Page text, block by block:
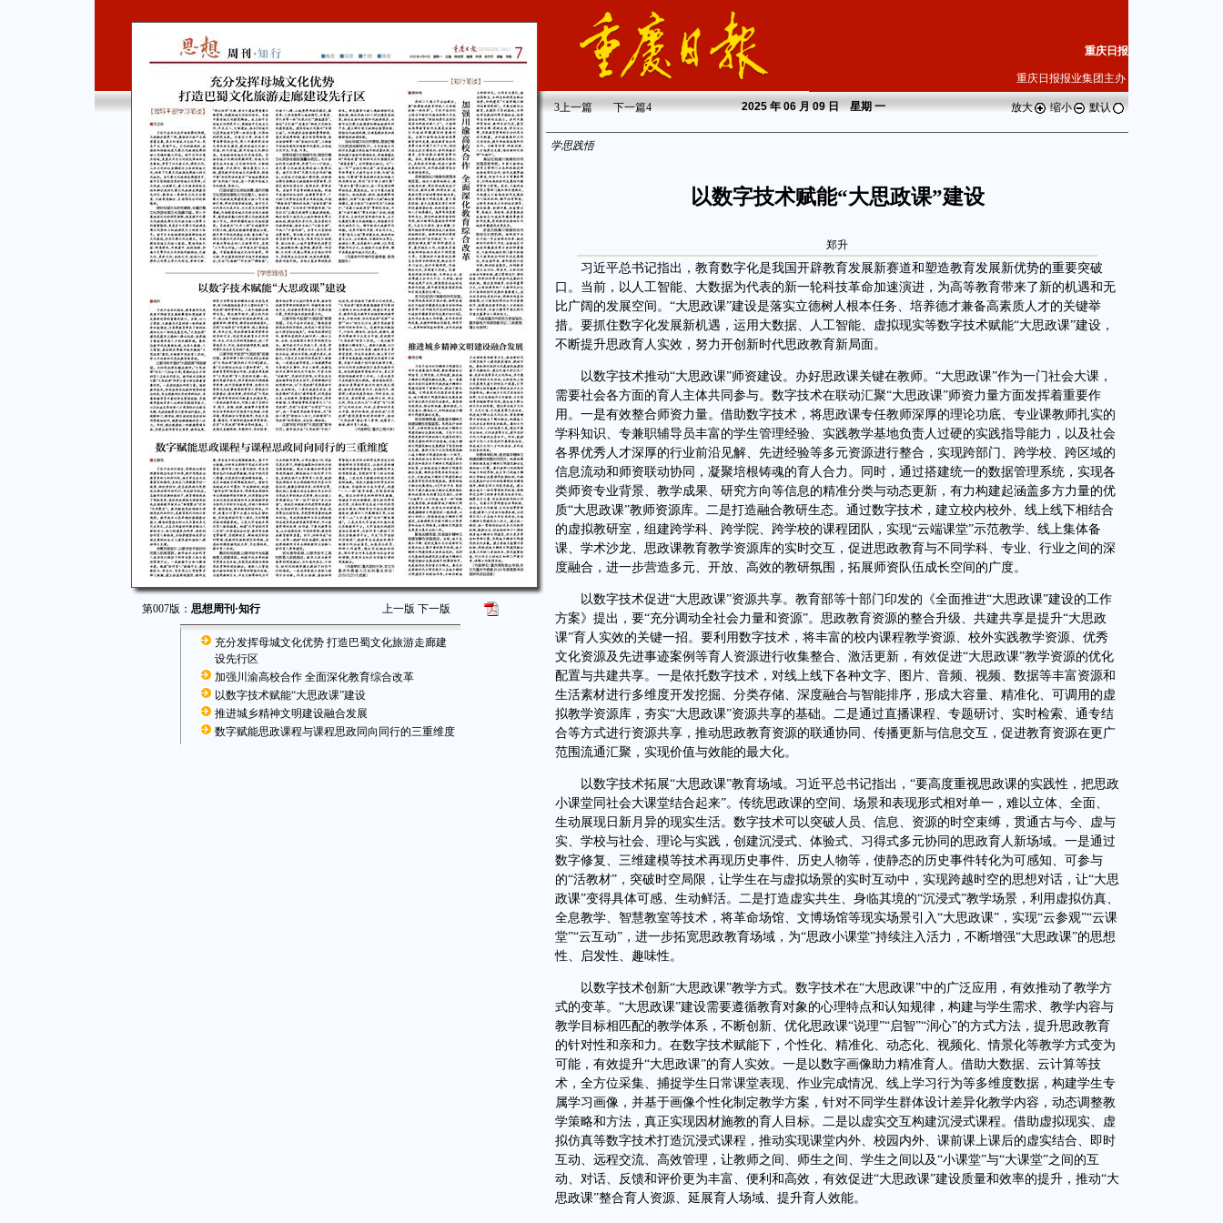
第007版： 思想周刊·知行 上一版 下一版
充分发挥母城文化优势 打造巴蜀文化旅游走廊建
设先行区
加强川渝高校合作 全面深化教育综合改革
以数字技术赋能“大思政课”建设
推进城乡精神文明建设融合发展
数字赋能思政课程与课程思政同向同行的三重维度
重庆日报
重庆日报报业集团主办
3上一篇 下一篇4 2025年 06 月 09 日 星期一 放大 缩小 默认
学思践悟
以数字技术赋能“大思政课”建设
郑升
习近平总书记指出，教育数字化是我国开辟教育发展新赛道和塑造教育发展新优势的重要突破
口。当前，以人工智能、大数据为代表的新一轮科技革命加速演进，为高等教育带来了新的机遇和无
比广阔的发展空间。“大思政课”建设是落实立德树人根本任务、培养德才兼备高素质人才的关键举
措。要抓住数字化发展新机遇，运用大数据、人工智能、虚拟现实等数字技术赋能“大思政课”建设，
不断提升思政育人实效，努力开创新时代思政教育新局面。
以数字技术推动“大思政课”师资建设。办好思政课关键在教师。“大思政课”作为一门社会大课，
需要社会各方面的育人主体共同参与。数字技术在联动汇聚“大思政课”师资力量方面发挥着重要作
用。一是有效整合师资力量。借助数字技术，将思政课专任教师深厚的理论功底、专业课教师扎实的
学科知识、专兼职辅导员丰富的学生管理经验、实践教学基地负责人过硬的实践指导能力，以及社会
各界优秀人才深厚的行业前沿见解、先进经验等多元资源进行整合，实现跨部门、跨学校、跨区域的
信息流动和师资联动协同，凝聚培根铸魂的育人合力。同时，通过搭建统一的数据管理系统，实现各
类师资专业背景、教学成果、研究方向等信息的精准分类与动态更新，有力构建起涵盖多方力量的优
质“大思政课”教师资源库。二是打造融合教研生态。通过数字技术，建立校内校外、线上线下相结合
的虚拟教研室，组建跨学科、跨学院、跨学校的课程团队，实现“云端课堂”示范教学、线上集体备
课、学术沙龙、思政课教育教学资源库的实时交互，促进思政教育与不同学科、专业、行业之间的深
度融合，进一步营造多元、开放、高效的教研氛围，拓展师资队伍成长空间的广度。
以数字技术促进“大思政课”资源共享。教育部等十部门印发的《全面推进“大思政课”建设的工作
方案》提出，要“充分调动全社会力量和资源”。思政教育资源的整合升级、共建共享是提升“大思政
课”育人实效的关键一招。要利用数字技术，将丰富的校内课程教学资源、校外实践教学资源、优秀
文化资源及先进事迹案例等育人资源进行收集整合、激活更新，有效促进“大思政课”教学资源的优化
配置与共建共享。一是依托数字技术，对线上线下各种文字、图片、音频、视频、数据等丰富资源和
生活素材进行多维度开发挖掘、分类存储、深度融合与智能排序，形成大容量、精准化、可调用的虚
拟教学资源库，夯实“大思政课”资源共享的基础。二是通过直播课程、专题研讨、实时检索、通专结
合等方式进行资源共享，推动思政教育资源的联通协同、传播更新与信息交互，促进教育资源在更广
范围流通汇聚，实现价值与效能的最大化。
以数字技术拓展“大思政课”教育场域。习近平总书记指出，“要高度重视思政课的实践性，把思政
小课堂同社会大课堂结合起来”。传统思政课的空间、场景和表现形式相对单一，难以立体、全面、
生动展现日新月异的现实生活。数字技术可以突破人员、信息、资源的时空束缚，贯通古与今、虚与
实、学校与社会、理论与实践，创建沉浸式、体验式、习得式多元协同的思政育人新场域。一是通过
数字修复、三维建模等技术再现历史事件、历史人物等，使静态的历史事件转化为可感知、可参与
的“活教材”，突破时空局限，让学生在与虚拟场景的实时互动中，实现跨越时空的思想对话，让“大思
政课”变得具体可感、生动鲜活。二是打造虚实共生、身临其境的“沉浸式”教学场景，利用虚拟仿真、
全息教学、智慧教室等技术，将革命场馆、文博场馆等现实场景引入“大思政课”，实现“云参观”“云课
堂”“云互动”，进一步拓宽思政教育场域，为“思政小课堂”持续注入活力，不断增强“大思政课”的思想
性、启发性、趣味性。
以数字技术创新“大思政课”教学方式。数字技术在“大思政课”中的广泛应用，有效推动了教学方
式的变革。“大思政课”建设需要遵循教育对象的心理特点和认知规律，构建与学生需求、教学内容与
教学目标相匹配的教学体系，不断创新、优化思政课“说理”“启智”“润心”的方式方法，提升思政教育
的针对性和亲和力。在数字技术赋能下，个性化、精准化、动态化、视频化、情景化等教学方式变为
可能，有效提升“大思政课”的育人实效。一是以数字画像助力精准育人。借助大数据、云计算等技
术，全方位采集、捕捉学生日常课堂表现、作业完成情况、线上学习行为等多维度数据，构建学生专
属学习画像，并基于画像个性化制定教学方案，针对不同学生群体设计差异化教学内容，动态调整教
学策略和方法，真正实现因材施教的育人目标。二是以虚实交互构建沉浸式课程。借助虚拟现实、虚
拟仿真等数字技术打造沉浸式课程，推动实现课堂内外、校园内外、课前课上课后的虚实结合、即时
互动、远程交流、高效管理，让教师之间、师生之间、学生之间以及“小课堂”与“大课堂”之间的互
动、对话、反馈和评价更为丰富、便利和高效，有效促进“大思政课”建设质量和效率的提升，推动“大
思政课”整合育人资源、延展育人场域、提升育人效能。